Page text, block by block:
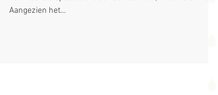
Aangezien het...